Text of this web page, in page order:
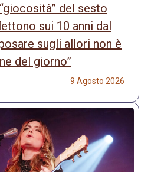
del sesto
sui 10 anni dal
sugli allori non è
del giorno”
9 Agosto 2026